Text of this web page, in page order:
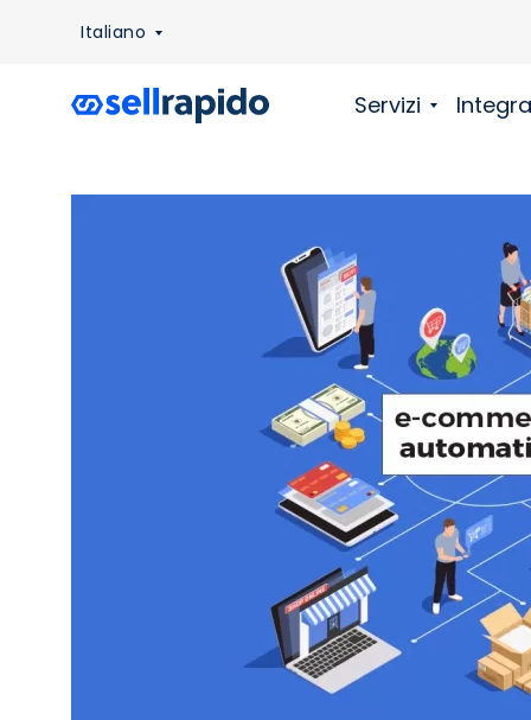
Servizi
Italiano